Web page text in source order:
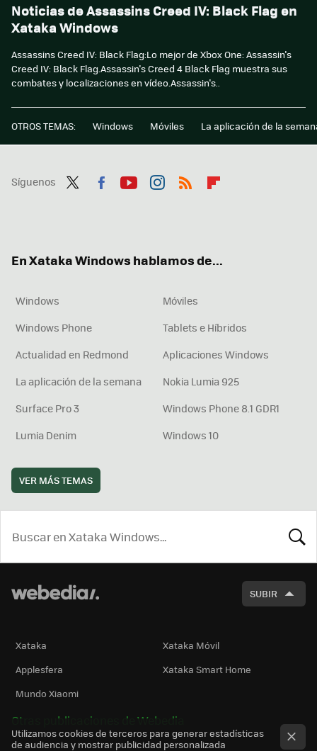
Noticias de Assassins Creed IV: Black Flag en
Xataka Windows
Assassins Creed IV: Black Flag:Lo mejor de Xbox One: Assassin's
Creed IV: Black Flag.Assassin's Creed 4 Black Flag muestra sus
combates y localizaciones en vídeo.Assassin's..
OTROS TEMAS: Windows Móviles La aplicación de la
Síguenos
En Xataka Windows hablamos de...
Windows
Móviles
Windows Phone
Tablets e Híbridos
Actualidad en Redmond
Aplicaciones Windows
La aplicación de la semana
Nokia Lumia 925
Surface Pro 3
Windows Phone 8.1 GDR1
Lumia Denim
Windows 10
VER MÁS TEMAS
SUBIR
Xataka
Xataka Móvil
Applesfera
Xataka Smart Home
Mundo Xiaomi
Otras publicaciones de Webedia
Utilizamos cookies de terceros para generar estadísticas
de audiencia y mostrar publicidad personalizada